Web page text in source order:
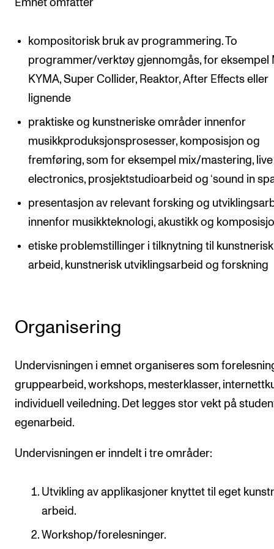
Emnet omfatter
kompositorisk bruk av programmering. To
programmer/verktøy gjennomgås, for eksempel
KYMA, Super Collider, Reaktor, After Effects eller
lignende
praktiske og kunstneriske områder innenfor
musikkproduksjonsprosesser, komposisjon og
fremføring, som for eksempel mix/mastering, live
electronics, prosjektstudioarbeid og ‘sound in
presentasjon av relevant forsking og
innenfor musikkteknologi, akustikk og
etiske problemstillinger i tilknytning til kunstnerisk
arbeid, kunstnerisk utviklingsarbeid og forskning
Organisering
Undervisningen i emnet organiseres som
gruppearbeid, workshops, mesterklasser,
individuell veiledning. Det legges stor vekt på
egenarbeid.
Undervisningen er inndelt i tre områder:
Utvikling av applikasjoner knyttet til eget
arbeid.
Workshop/forelesninger.